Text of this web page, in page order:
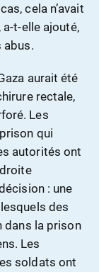
cela n’avait
a-t-elle ajouté,
abus.
aurait été
rectale,
Les
qui
autorités ont
: une
des
dans la prison
Les
soldats ont